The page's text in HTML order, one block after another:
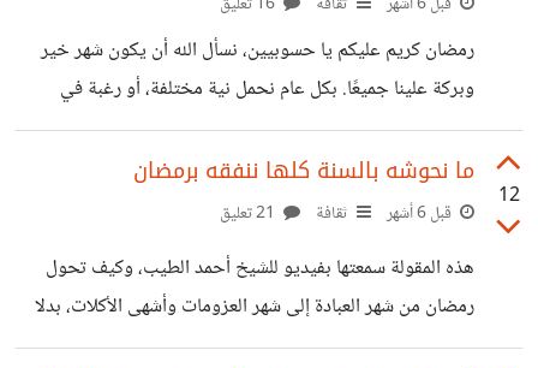
والمصممين والمطورين، سيتم أتمتة كل هذه الوظائف بالكامل
بالذكاء الاصطناعي خلال 12 -18 شهرًا مقبلة. باختصار كما قال
سيستحوذ الذكاء الاصنطاعي على تلك
رمضان كريم عليكم يا حسوبيين، نسأل الله أن يكون شهر خير
وبركة علينا جميعًا. بكل عام نحمل نية مختلفة، أو رغبة في
تعديل عادة صغيرة، أو تصحيح أمر شعرنا أنه لم يكن كما تمنيناه
في العام السابق. ربما كان الحماس في البداية ثم تراجع، ربما
ضاع الوقت بين العمل والانشغالات، أو ربما مر الشهر سريعًا دون
على تنظيم وقتي بدل الاكتفاء بالحماس في البداية، وأن أوفق
بين مواعيد
12
ما نحوشه بالسنة كلها ننفقه برمضان
قبل 6 أشهر ثقافة
هذه المقولة سمعتها بفيديو للشيخ أحمد الطيب، وكيف تحول
رمضان من شهر العبادة إلى شهر العزومات وأشهى الأكلات، بدلا
من أن نركز بالعبادة ونقلل من الأكل، والانكفاء على الداخل وتعلم